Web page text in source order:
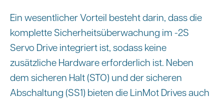
Ein wesentlicher Vorteil besteht darin, dass die
komplette Sicherheitsüberwachung im -2S
Servo Drive integriert ist, sodass keine
zusätzliche Hardware erforderlich ist. Neben
dem sicheren Halt (STO) und der sicheren
Abschaltung (SS1) bieten die LinMot Drives auch